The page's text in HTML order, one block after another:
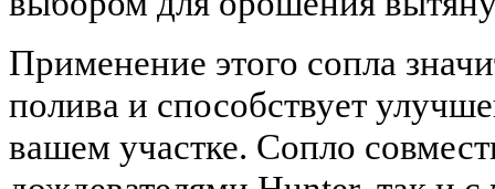
Применение этого сопла
полива и способствует
вашем участке. Сопло